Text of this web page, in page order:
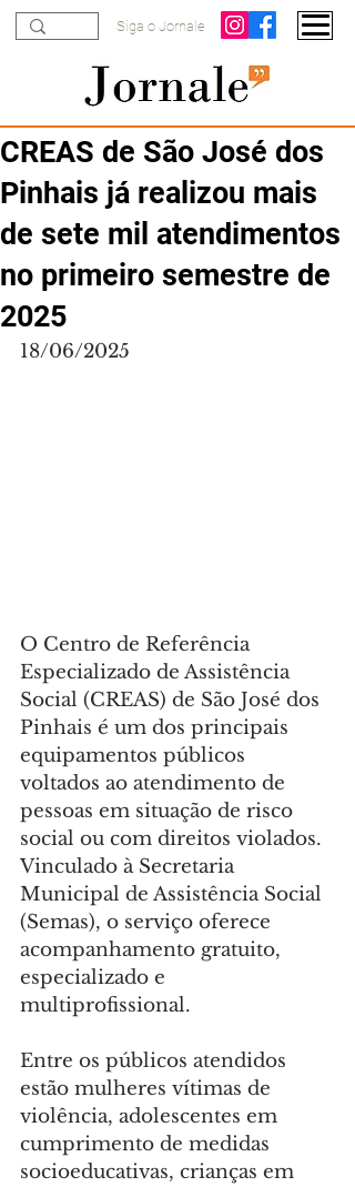
Siga o Jornale
CREAS de São José dos
Pinhais já realizou mais
de sete mil atendimentos
no primeiro semestre de
2025
18/06/2025
O Centro de Referência
Especializado de Assistência
Social (CREAS) de São José dos
Pinhais é um dos principais
equipamentos públicos
voltados ao atendimento de
pessoas em situação de risco
social ou com direitos violados.
Vinculado à Secretaria
Municipal de Assistência Social
(Semas), o serviço oferece
acompanhamento gratuito,
especializado e
multiprofissional.
Entre os públicos atendidos
estão mulheres vítimas de
violência, adolescentes em
cumprimento de medidas
socioeducativas, crianças em